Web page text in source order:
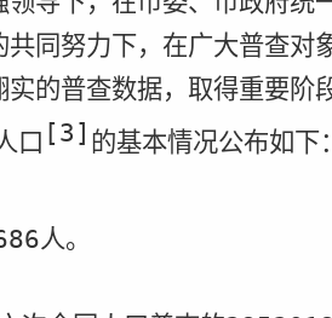
同努力下，在广大普查
的普查数据，取得重要
口 [3] 的基本情况公布如下：
人。